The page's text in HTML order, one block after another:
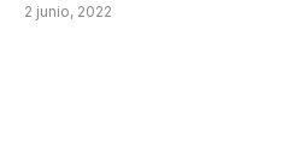
2 junio, 2022